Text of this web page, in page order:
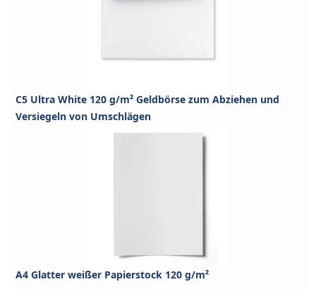
C5 Ultra White 120 g/m² Geldbörse zum Abziehen und
Versiegeln von Umschlägen
A4 Glatter weißer Papierstock 120 g/m²